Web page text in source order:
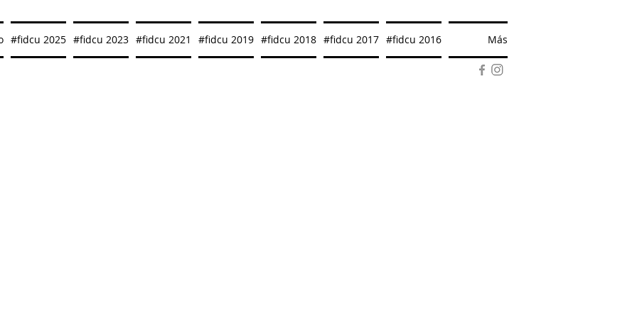
#fidcu 2025 #fidcu 2023 #fidcu 2021 #fidcu 2019 #fidcu 2018 #fidcu 2017 #fidcu 2016 Más